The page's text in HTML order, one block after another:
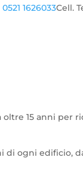
Cell.
0521 1626033
oltre 15 anni per
di ogni edificio,